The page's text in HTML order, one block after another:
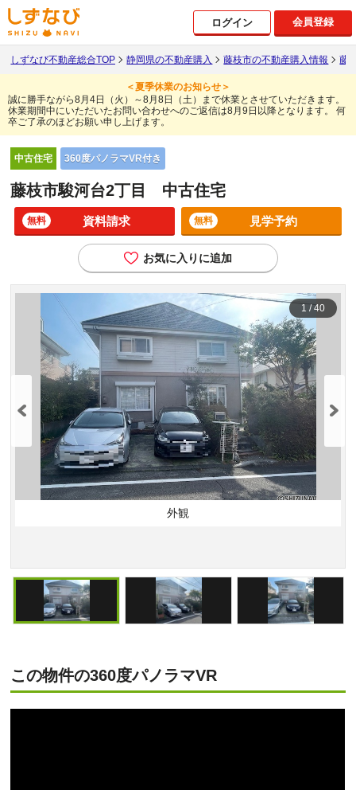
ログイン 会員登録
しずなび不動産総合TOP 静岡県の不動産購入 藤枝市の不動産購入情報 藤
＜夏季休業のお知らせ＞
誠に勝手ながら8月4日（火）～8月8日（土）まで休業とさせていただきます。
休業期間中にいただいたお問い合わせへのご返信は8月9日以降となります。
何
卒ご了承のほどお願い申し上げます。
中古住宅 360度パノラマVR付き
藤枝市駿河台2丁目 中古住宅
資料請求
無料 見学予約
無料
お気に入りに追加
外観
1 / 40
この物件の360度パノラマVR